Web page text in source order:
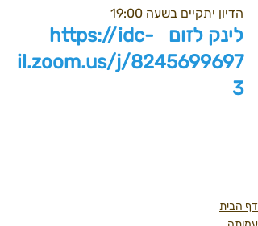
הדיון יתקיים בשעה 19:00
לינק לזום   https://idc-
il.zoom.us/j/8245699697
3
דף הבית